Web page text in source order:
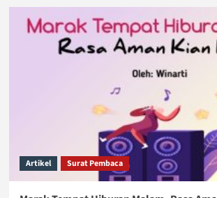
Koruptor
Kian
Nyata,
Bukan
Artikel Surat Pembaca